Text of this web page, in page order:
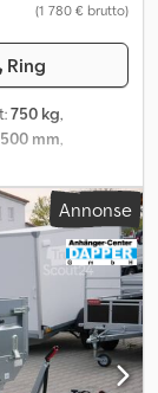
(1 780 € brutto)
Ring
750 kg,
mm,
960 mm,
Annonse